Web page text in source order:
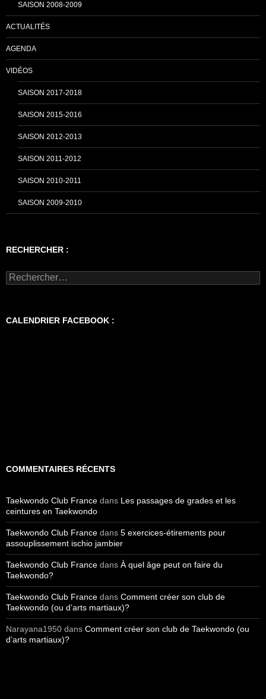
SAISON 2008-2009
ACTUALITÉS
AGENDA
VIDÉOS
SAISON 2017-2018
SAISON 2015-2016
SAISON 2012-2013
SAISON 2011-2012
SAISON 2010-2011
SAISON 2009-2010
RECHERCHER :
Rechercher :
CALENDRIER FACEBOOK :
COMMENTAIRES RÉCENTS
Taekwondo Club France dans Les passages de grades et les
ceintures en Taekwondo
Taekwondo Club France dans 5 exercices-étirements pour
assouplissement ischio jambier
Taekwondo Club France dans À quel âge peut on faire du
Taekwondo?
Taekwondo Club France dans Comment créer son club de
Taekwondo (ou d’arts martiaux)?
Narayana1950 dans Comment créer son club de Taekwondo (ou
d’arts martiaux)?